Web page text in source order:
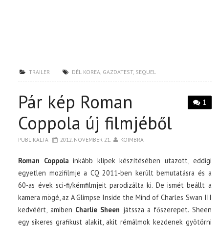
TRAILER DÉL KOREA GAZDATEST, SEQUEL
1
Pár kép Roman
Coppola új filmjéből
PUBLIKÁLTA 2012. NOVEMBER 21. KOIMBRA
Roman Coppolainkább klipek készítésében utazott, eddigi
egyetlen mozifilmje a CQ 2011-ben került bemutatásra és a
60-as évek sci-fi/kémfilmjeit parodizálta ki. De ismét beállt a
kamera mögé, az A Glimpse Inside the Mind of Charles Swan III
kedvéért, amiben Charlie Sheen játssza a főszerepet. Sheen
egy sikeres grafikust alakít, akit rémálmok kezdenek gyötörni